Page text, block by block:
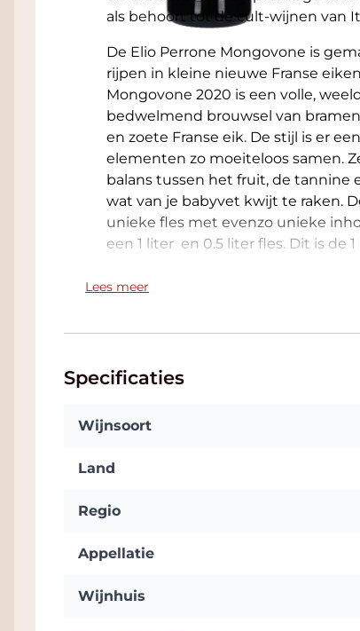
als behoort tot de cult-wijnen van
De Elio Perrone Mongovone is
rijpen in kleine nieuwe Franse
Mongovone 2020 is een volle,
bedwelmend brouwsel van
en zoete Franse eik. De stijl is er
elementen zo moeiteloos samen.
balans tussen het fruit, de tannine
wat van je babyvet kwijt te raken.
unieke fles met evenzo unieke
een 1 liter en 0.5 liter fles. Dit is de 1
Lees meer
Specificaties
Wijnsoort
Land
Regio
Appellatie
Wijnhuis